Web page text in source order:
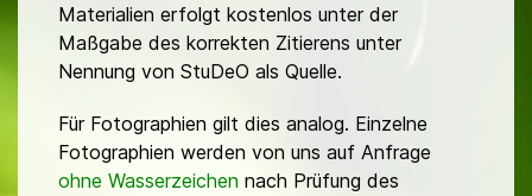
Materialien erfolgt kostenlos unter der
Maßgabe des korrekten Zitierens unter
Nennung von StuDeO als Quelle.
Für Fotographien gilt dies analog. Einzelne
Fotographien werden von uns auf Anfrage
ohne Wasserzeichen nach Prüfung des